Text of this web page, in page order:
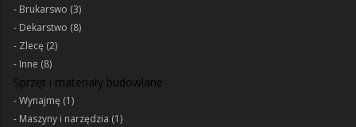
Brukarswo (3)
Dekarstwo (8)
Zlecę (2)
Inne (8)
Sprzęt i materiały budowlane
Wynajmę (1)
Maszyny i narzędzia (1)